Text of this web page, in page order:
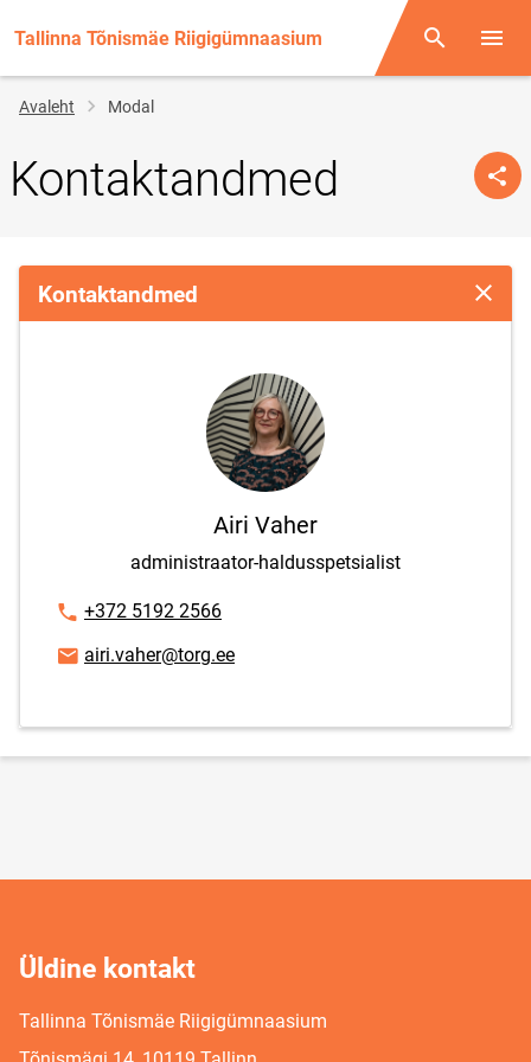
Tallinna Tõnismäe Riigigümnaasium Otsing
Jälglink
Avaleht Modal
Kontaktandmed
Kontaktandmed Sulge
Airi Vaher
administraator-haldusspetsialist
Telefoninumber
+372 5192 2566
E-posti aadress
airi.vaher@torg.ee
Üldine kontakt
Tallinna Tõnismäe Riigigümnaasium